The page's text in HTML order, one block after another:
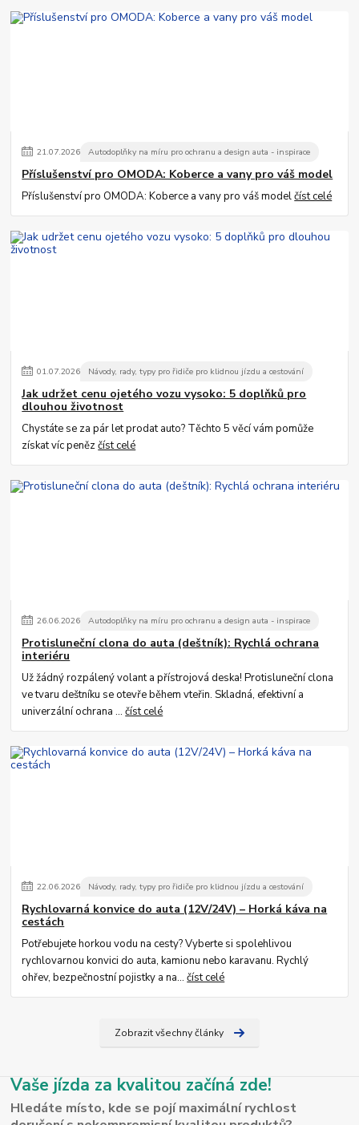
21.07.2026 Autodoplňky na míru pro ochranu a design auta - inspirace
Příslušenství pro OMODA: Koberce a vany pro váš model
Příslušenství pro OMODA: Koberce a vany pro váš modelčíst celé
01.07.2026 Návody, rady, typy pro řidiče pro klidnou jízdu a cestování
Jak udržet cenu ojetého vozu vysoko: 5 doplňků pro
dlouhou životnost
Chystáte se za pár let prodat auto? Těchto 5 věcí vám pomůže
získat víc penězčíst celé
26.06.2026 Autodoplňky na míru pro ochranu a design auta - inspirace
Protisluneční clona do auta (deštník): Rychlá ochrana
interiéru
Už žádný rozpálený volant a přístrojová deska! Protisluneční clona
ve tvaru deštníku se otevře během vteřin. Skladná, efektivní a
univerzální ochrana ...číst celé
22.06.2026 Návody, rady, typy pro řidiče pro klidnou jízdu a cestování
Rychlovarná konvice do auta (12V/24V) – Horká káva na
cestách
Potřebujete horkou vodu na cesty? Vyberte si spolehlivou
rychlovarnou konvici do auta, kamionu nebo karavanu. Rychlý
ohřev, bezpečnostní pojistky a na...číst celé
Zobrazit všechny články
Vaše jízda za kvalitou začíná zde!
Hledáte místo, kde se pojí maximální rychlost